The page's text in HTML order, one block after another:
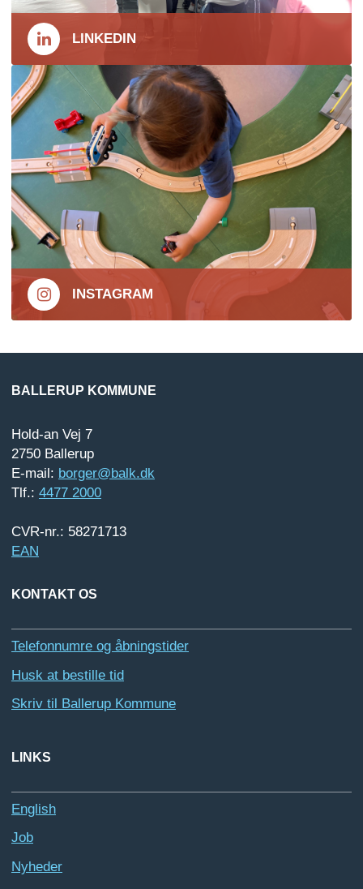
LINKEDIN
INSTAGRAM
BALLERUP KOMMUNE
Hold-an Vej 7
2750 Ballerup
E-mail: borger@balk.dk
Tlf.: 4477 2000
CVR-nr.: 58271713
EAN
KONTAKT OS
Telefonnumre og åbningstider
Husk at bestille tid
Skriv til Ballerup Kommune
LINKS
English
Job
Nyheder